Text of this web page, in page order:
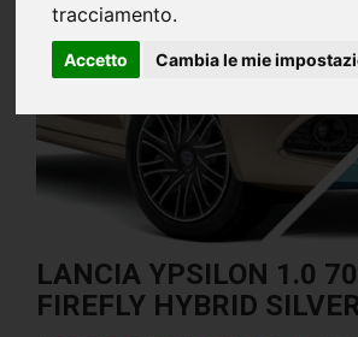
tracciamento.
Accetto Cambia le mie
LANCIA YPSILON 1.0
FIREFLY HYBRID